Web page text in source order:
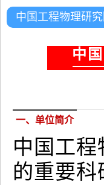
中国工程物理研
中
一、单位简介
中国工
的重要